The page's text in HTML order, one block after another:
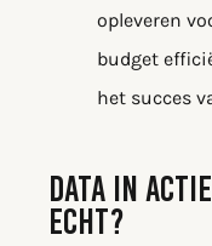
opleveren
budget
het succes
DATA IN
ECHT?